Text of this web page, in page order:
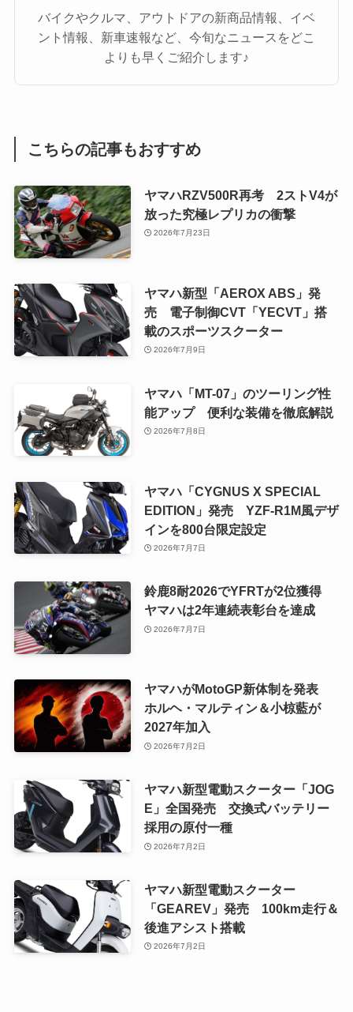
バイクやクルマ、アウトドアの新商品情報、イベ
ント情報、新車速報など、今旬なニュースをどこ
よりも早くご紹介します♪
こちらの記事もおすすめ
ヤマハRZV500R再考 2ストV4が
放った究極レプリカの衝撃
2026年7月23日
ヤマハ新型「AEROX ABS」発
売 電子制御CVT「YECVT」搭
載のスポーツスクーター
2026年7月9日
ヤマハ「MT-07」のツーリング性
能アップ 便利な装備を徹底解説
2026年7月8日
ヤマハ「CYGNUS X SPECIAL
EDITION」発売 YZF-R1M風デザ
インを800台限定設定
2026年7月7日
鈴鹿8耐2026でYFRTが2位獲得
ヤマハは2年連続表彰台を達成
2026年7月7日
ヤマハがMotoGP新体制を発表
ホルヘ・マルティン＆小椋藍が
2027年加入
2026年7月2日
ヤマハ新型電動スクーター「JOG
E」全国発売 交換式バッテリー
採用の原付一種
2026年7月2日
ヤマハ新型電動スクーター
「GEAREV」発売 100km走行＆
後進アシスト搭載
2026年7月2日